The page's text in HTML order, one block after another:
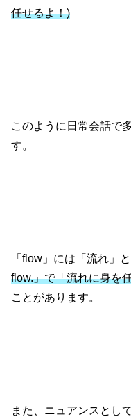
任せるよ！)
このように日常会話で
す。
「flow」には「流れ」
flow.」で「流れに身を
ことがあります。
また、ニュアンスとし